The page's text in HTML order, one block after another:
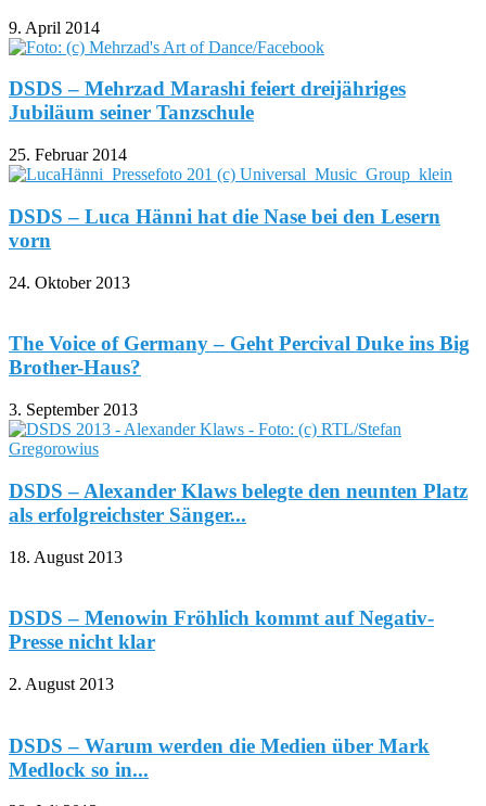
DSDS – Mark Medlock stellt neues Album „Im
Nebel“ vor
21. Mai 2014
DSDS – Jetzt könnte es für Beatrice Egli schwieriger
werden
DSDS – Mehrzad Marashi feiert dreijähriges
Jubiläum seiner Tanzschule
25. Februar 2014
DSDS – Luca Hänni hat die Nase bei den Lesern
vorn
24. Oktober 2013
The Voice of Germany – Geht Percival Duke ins Big
Brother-Haus?
3. September 2013
DSDS – Alexander Klaws belegte den neunten Platz
als erfolgreichster Sänger...